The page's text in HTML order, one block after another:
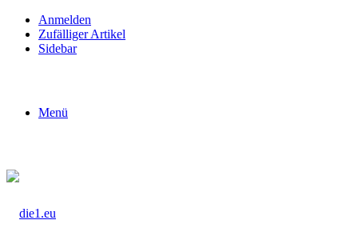
Anmelden
Zufälliger Artikel
Sidebar
Menü